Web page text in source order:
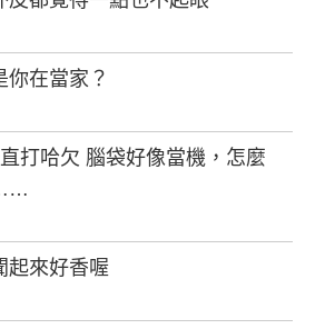
你在當家？
打哈欠 腦袋好像當機，怎麼
起來好香喔